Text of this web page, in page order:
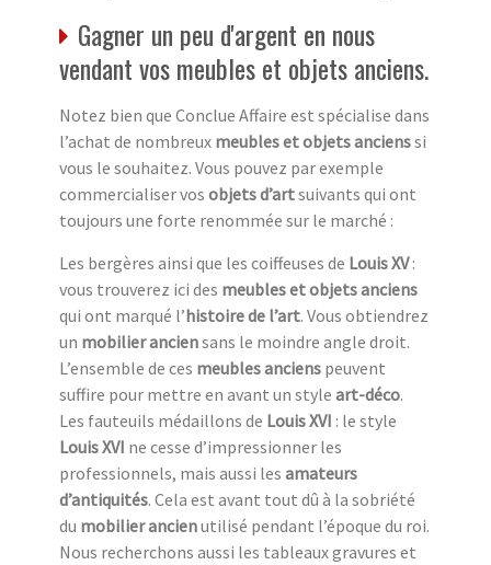
Gagner un peu d'argent en nous
vendant vos meubles et objets anciens.
Notez bien que Conclue Affaire est spécialise dans
l’achat de nombreux meubles et objets ancienssi
vous le souhaitez. Vous pouvez par exemple
commercialiser vos objets d’artsuivants qui ont
toujours une forte renommée sur le marché :
Les bergères ainsi que les coiffeuses de Louis XV:
vous trouverez ici des meubles et objets anciens
qui ont marqué l’histoire de l’art. Vous obtiendrez
un mobilier anciensans le moindre angle droit.
L’ensemble de ces meubles anciens peuvent
suffire pour mettre en avant un style art-déco.
Les fauteuils médaillons de Louis XVI : le style
Louis XVI ne cesse d’impressionner les
professionnels, mais aussi les amateurs
d’antiquités. Cela est avant tout dû à la sobriété
du mobilier ancienutilisé pendant l’époque du roi.
Nous recherchons aussi les tableaux gravures et